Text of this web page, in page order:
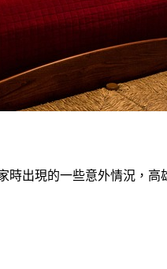
出現的一些意外情況，